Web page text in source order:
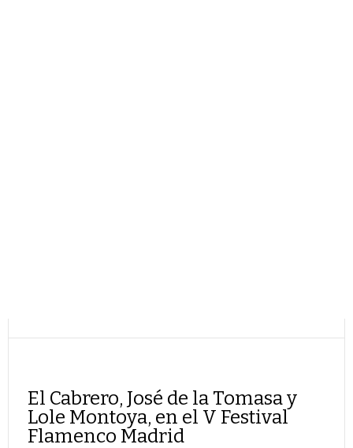
El Cabrero, José de la Tomasa y
Lole Montoya, en el V Festival
Flamenco Madrid